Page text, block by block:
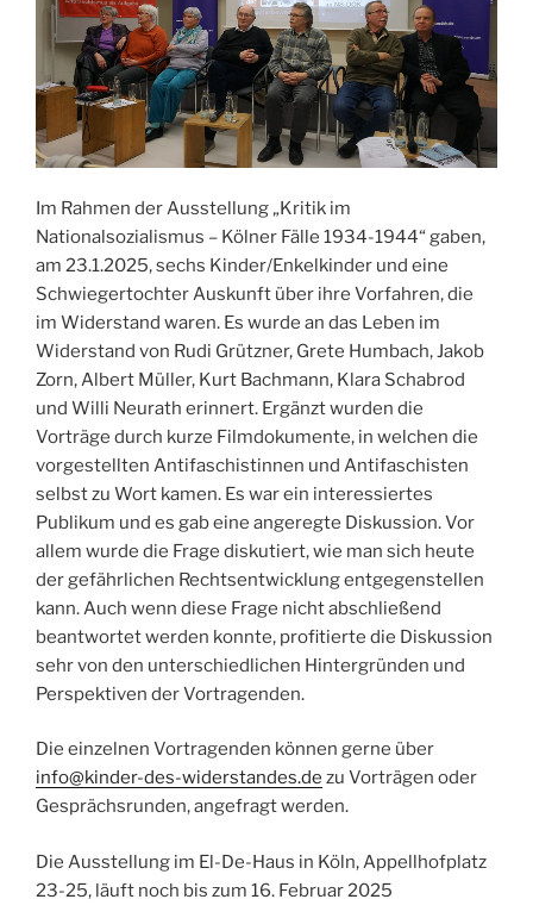
Im Rahmen der Ausstellung „Kritik im
Nationalsozialismus – Kölner Fälle 1934-1944“ gaben,
am 23.1.2025, sechs Kinder/Enkelkinder und eine
Schwiegertochter Auskunft über ihre Vorfahren, die
im Widerstand waren. Es wurde an das Leben im
Widerstand von Rudi Grützner, Grete Humbach, Jakob
Zorn, Albert Müller, Kurt Bachmann, Klara Schabrod
und Willi Neurath erinnert. Ergänzt wurden die
Vorträge durch kurze Filmdokumente, in welchen die
vorgestellten Antifaschistinnen und Antifaschisten
selbst zu Wort kamen. Es war ein interessiertes
Publikum und es gab eine angeregte Diskussion. Vor
allem wurde die Frage diskutiert, wie man sich heute
der gefährlichen Rechtsentwicklung entgegenstellen
kann. Auch wenn diese Frage nicht abschließend
beantwortet werden konnte, profitierte die Diskussion
sehr von den unterschiedlichen Hintergründen und
Perspektiven der Vortragenden.
Die einzelnen Vortragenden können gerne über
info@kinder-des-widerstandes.de zu Vorträgen oder
Gesprächsrunden, angefragt werden.
Die Ausstellung im El-De-Haus in Köln, Appellhofplatz
23-25, läuft noch bis zum 16. Februar 2025